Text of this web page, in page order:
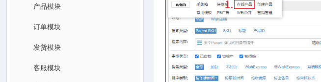
产品模块
订单模块
发货模块
客服模块